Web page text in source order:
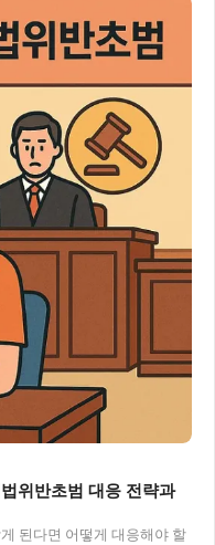
위반초범 대응 전략과
된다면 어떻게 대응해야 할